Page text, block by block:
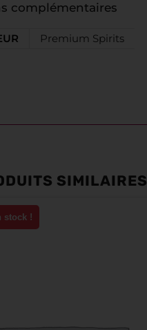
complémentaires
Premium Spirits
SIMILAIRES
stock !